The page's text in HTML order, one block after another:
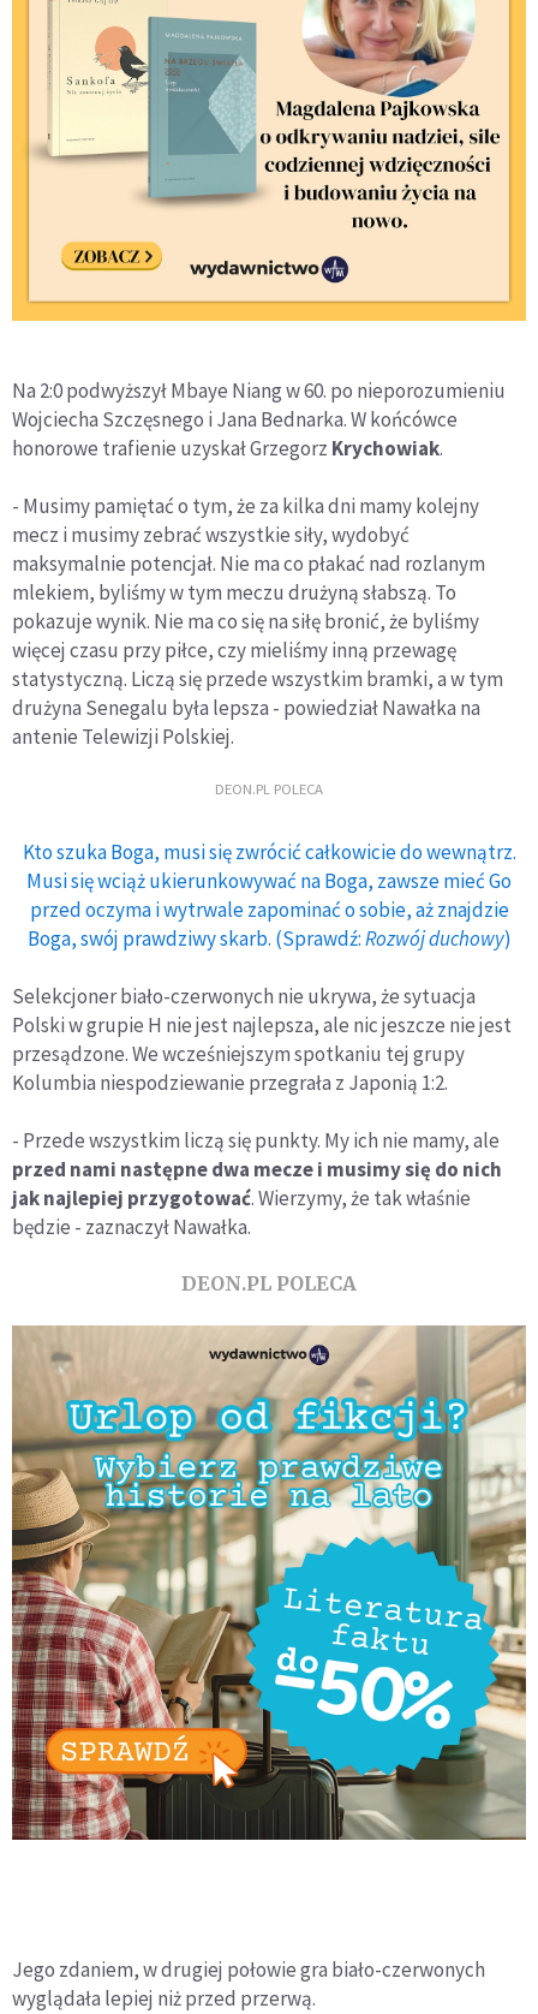
Na 2:0 podwyższył Mbaye Niang w 60. po nieporozumieniu
Wojciecha Szczęsnego i Jana Bednarka. W końcówce
honorowe trafienie uzyskał Grzegorz Krychowiak.
- Musimy pamiętać o tym, że za kilka dni mamy kolejny
mecz i musimy zebrać wszystkie siły, wydobyć
maksymalnie potencjał. Nie ma co płakać nad rozlanym
mlekiem, byliśmy w tym meczu drużyną słabszą. To
pokazuje wynik. Nie ma co się na siłę bronić, że byliśmy
więcej czasu przy piłce, czy mieliśmy inną przewagę
statystyczną. Liczą się przede wszystkim bramki, a w tym
drużyna Senegalu była lepsza - powiedział Nawałka na
antenie Telewizji Polskiej.
DEON.PL POLECA
Kto szuka Boga, musi się zwrócić całkowicie do wewnątrz.
Musi się wciąż ukierunkowywać na Boga, zawsze mieć Go
przed oczyma i wytrwale zapominać o sobie, aż znajdzie
Boga, swój prawdziwy skarb. (Sprawdź:Rozwój duchowy)
Selekcjoner biało-czerwonych nie ukrywa, że sytuacja
Polski w grupie H nie jest najlepsza, ale nic jeszcze nie jest
przesądzone. We wcześniejszym spotkaniu tej grupy
Kolumbia niespodziewanie przegrała z Japonią 1:2.
- Przede wszystkim liczą się punkty. My ich nie mamy, ale
przed nami następne dwa mecze i musimy się do nich
jak najlepiej przygotować. Wierzymy, że tak właśnie
będzie - zaznaczył Nawałka.
DEON.PL POLECA
Jego zdaniem, w drugiej połowie gra biało-czerwonych
wyglądała lepiej niż przed przerwą.